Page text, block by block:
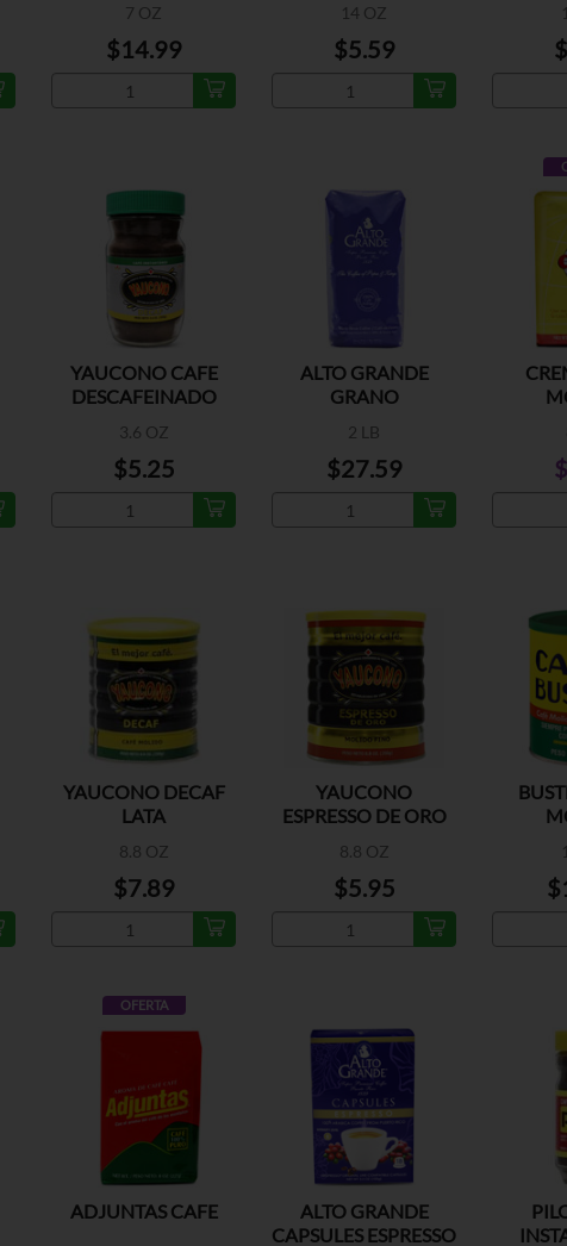
7 OZ
$14.99
14 OZ
$5.59
YAUCONO CAFE
DESCAFEINADO
3.6 OZ
$5.25
ALTO GRANDE
GRANO
2 LB
$27.59
YAUCONO DECAF
LATA
8.8 OZ
$7.89
YAUCONO
ESPRESSO DE ORO
8.8 OZ
$5.95
OFERTA
ADJUNTAS CAFE
ALTO GRANDE
CAPSULES ESPRESSO